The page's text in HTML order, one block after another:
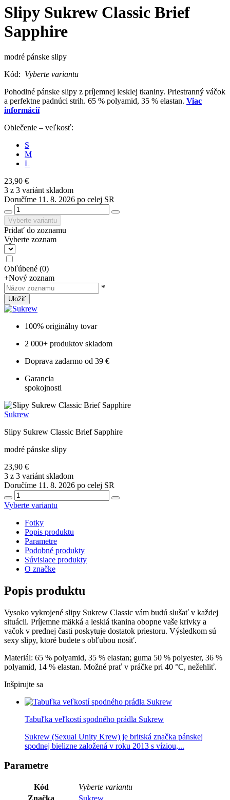
Slipy Sukrew Classic Brief
Sapphire
modré pánske slipy
Kód: Vyberte variantu
Pohodlné pánske slipy z príjemnej lesklej tkaniny. Priestranný váčok
a perfektne padnúci strih. 65 % polyamid, 35 % elastan. Viac
informácií
Oblečenie – veľkosť:
S
M
L
23,90 €
3 z 3 variánt skladom
Doručíme 11. 8. 2026 po celej SR
Vyberte variantu
Pridať do zoznamu
Vyberte zoznam
Obľúbené (0)
+Nový zoznam
*
Uložiť
100% originálny tovar
2 000+ produktov skladom
Doprava zadarmo od 39 €
Garancia
spokojnosti
Sukrew
Slipy Sukrew Classic Brief Sapphire
modré pánske slipy
23,90 €
3 z 3 variánt skladom
Doručíme 11. 8. 2026 po celej SR
Vyberte variantu
Fotky
Popis produktu
Parametre
Podobné produkty
Súvisiace produkty
O značke
Popis produktu
Vysoko vykrojené slipy Sukrew Classic vám budú slušať v každej
situácii. Príjemne mäkká a lesklá tkanina obopne vaše krivky a
vačok v prednej časti poskytuje dostatok priestoru. Výsledkom sú
sexy slipy, ktoré budete s obľubou nosiť.
Materiál: 65 % polyamid, 35 % elastan; guma 50 % polyester, 36 %
polyamid, 14 % elastan. Možné prať v práčke pri 40 °C, nežehliť.
Inšpirujte sa
Tabuľka veľkostí spodného prádla Sukrew
Sukrew (Sexual Unity Krew) je britská značka pánskej
spodnej bielizne založená v roku 2013 s víziou,...
Parametre
Kód
Vyberte variantu
Značka
Sukrew